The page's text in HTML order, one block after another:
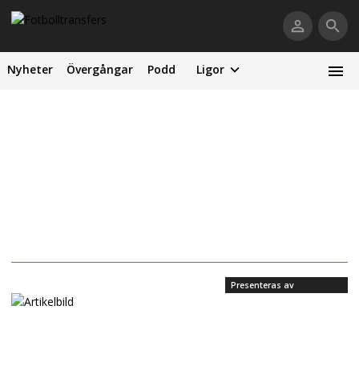
Nyheter Övergångar Podd Ligor
Presenteras av